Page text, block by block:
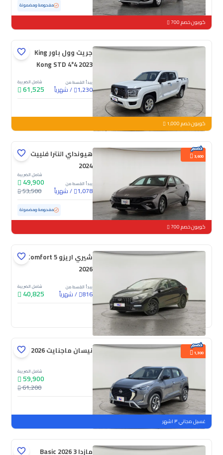
مستعملة 152,867 كم مفحوصة ومضمونة
كوبون خصم 700
جريت وول باور King
Kong STD 4*4 2023
يبدأ القسط من
1,230
/شهرياً
شامل الضريبة
61,525
جديدة
كوبون خصم 1,000
3,600
هيونداي النترا فلييت
2024
يبدأ القسط من
1,078
/شهرياً
شامل الضريبة
49,900
53,500
مستعملة 76,154 كم مفحوصة ومضمونة
كوبون خصم 700
شيري اريزو 5 Comfort
2026
يبدأ القسط من
816
/شهرياً
شامل الضريبة
40,825
جديدة
1,300 نيسان ماجنايت S 2026
شامل الضريبة
59,900
61,200
جديدة
ملوحة
غسيل مجاني ٣ اشهر
مازدا 3 Basic 2026